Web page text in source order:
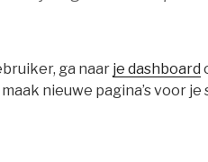
ga naar je dashboard
nieuwe pagina’s voor je